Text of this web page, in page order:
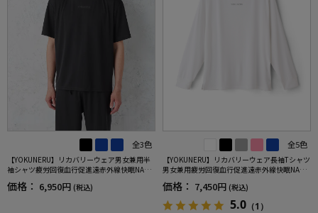
全3色
【YOKUNERU】リカバリーウェア男女兼用半
袖シャツ疲労回復血行促進遠赤外線快眠NANO
MIX(R)【一般医療機器】SS～LLサイズ
価格： 6,950円 (税込)
全5色
【YOKUNERU】リカバリーウェア長袖Tシャツ
男女兼用疲労回復血行促進遠赤外線快眠NANO
MIX(R)【一般医療機器】SS～LLサイズ
価格： 7,450円 (税込)
5.0 （1）